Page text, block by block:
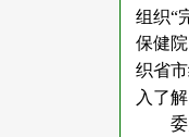
组织“
保健
织省
入了解